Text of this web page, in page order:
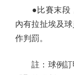
●比賽末段，
內有拉扯埃及
作判罰。
註：球例訂明